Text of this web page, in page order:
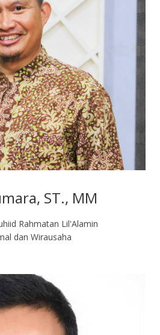
ST., MM
Rahmatan Lil'Alamin
dan Wirausaha